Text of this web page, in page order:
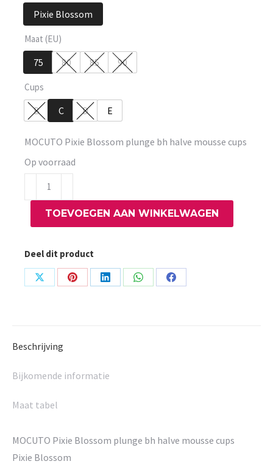
Pixie Blossom
Maat (EU)
75 80 85 90
Cups
B C D E
MOCUTO Pixie Blossom plunge bh halve mousse cups
Op voorraad
MOCUTO
Pixie
Blossom
bh
halve
mousse
TOEVOEGEN AAN WINKELWAGEN
Deel dit product
Share
Share
Share
Share
Share
Beschrijving
Bijkomende informatie
Maat tabel
MOCUTO Pixie Blossom plunge bh halve mousse cups
Pixie Blossom